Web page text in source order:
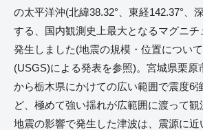
の太平洋沖(北緯38.32°、東経142.37°、
する、国内観測史上最大となるマグニチ
発生しました(地震の規模・位置につい
(USGS)による発表を参照)。宮城県栗原
から栃木県にかけての広い範囲で震度6
ど、極めて強い揺れが広範囲に渡って
地震の影響で発生した津波は、震源に